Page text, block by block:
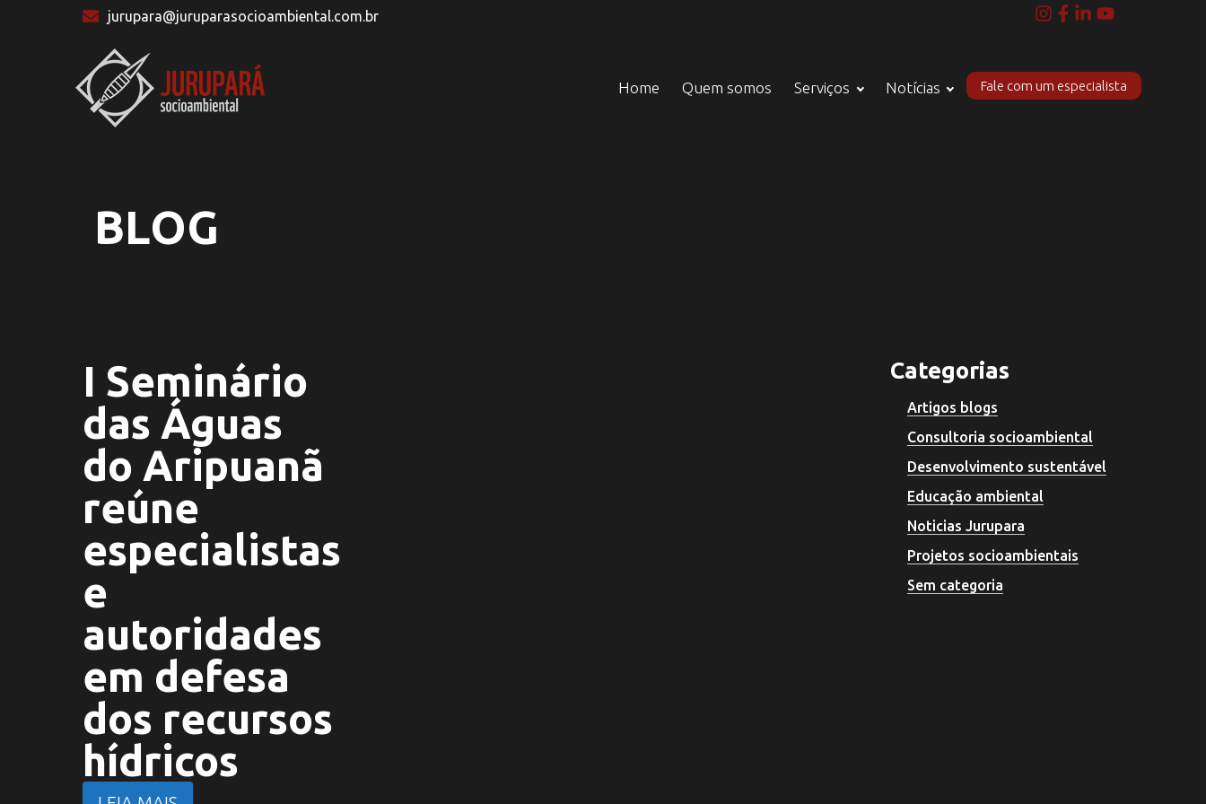
jurupara@juruparasocioambiental.com.br
Home Quem somos Serviços Notícias Fale com um especialista
BLOG
I Seminário
das Águas
do Aripuanã
reúne
especialistas
e
autoridades
em defesa
dos recursos
hídricos
Categorias
Artigos blogs
Consultoria socioambiental
Desenvolvimento sustentável
Educação ambiental
Noticias Jurupara
Projetos socioambientais
Sem categoria